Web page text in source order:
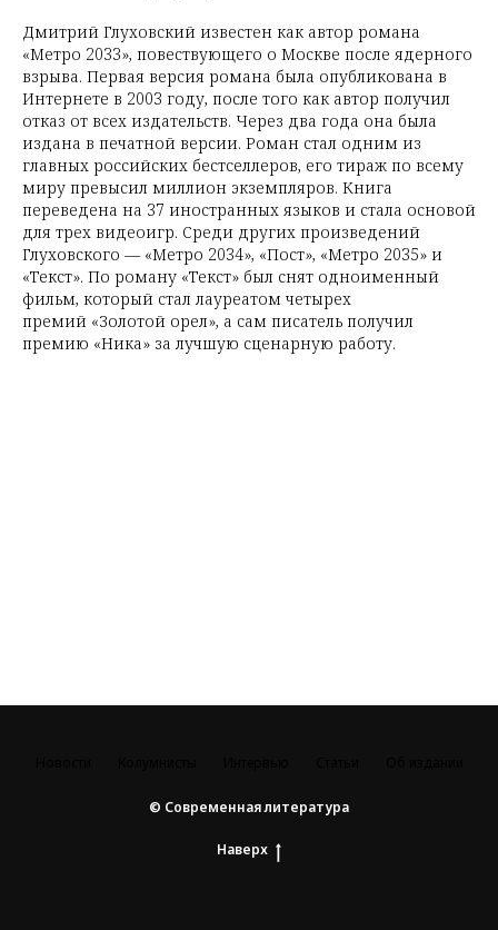
Дмитрий Глуховский известен как автор романа
«Метро 2033», повествующего о Москве после ядерного
взрыва. Первая версия романа была опубликована в
Интернете в 2003 году, после того как автор получил
отказ от всех издательств. Через два года она была
издана в печатной версии. Роман стал одним из
главных российских бестселлеров, его тираж по всему
миру превысил миллион экземпляров. Книга
переведена на 37 иностранных языков и стала основой
для трех видеоигр. Среди других произведений
Глуховского — «Метро 2034», «Пост», «Метро 2035» и
«Текст». По роману «Текст» был снят одноименный
фильм, который стал лауреатом четырех
премий «Золотой орел», а сам писатель получил
премию «Ника» за лучшую сценарную работу.
© Современная литература
Наверх